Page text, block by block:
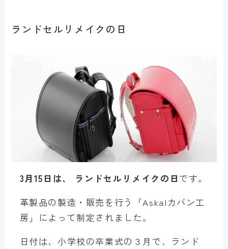
ランドセルリメイクの日
3月15日は、 ランドセルリメイクの日 です。
革製品の製造・販売を行う「Askalカバン工
房」によって制定されました。
日付は、小学校の卒業式の３月で、ランド